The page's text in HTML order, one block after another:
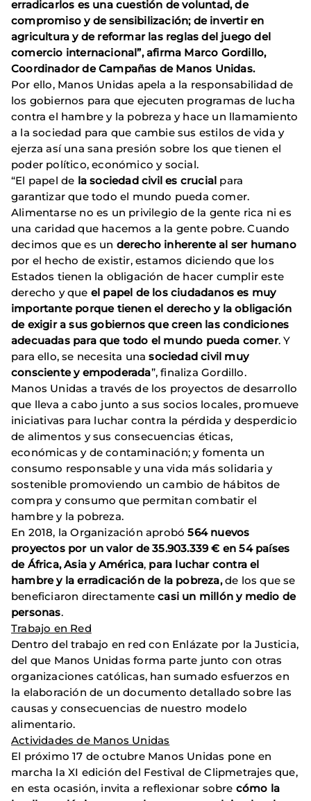
erradicarlos es una cuestión de voluntad, de
compromiso y de sensibilización; de invertir en
agricultura y de reformar las reglas del juego del
comercio internacional”, afirma Marco Gordillo,
Coordinador de Campañas de Manos Unidas.
Por ello, Manos Unidas apela a la responsabilidad de
los gobiernos para que ejecuten programas de lucha
contra el hambre y la pobreza y hace un llamamiento
a la sociedad para que cambie sus estilos de vida y
ejerza así una sana presión sobre los que tienen el
poder político, económico y social.
“El papel de la sociedad civil es crucial para
garantizar que todo el mundo pueda comer.
Alimentarse no es un privilegio de la gente rica ni es
una caridad que hacemos a la gente pobre. Cuando
decimos que es un derecho inherente al ser humano
por el hecho de existir, estamos diciendo que los
Estados tienen la obligación de hacer cumplir este
derecho y que el papel de los ciudadanos es muy
importante porque tienen el derecho y la obligación
de exigir a sus gobiernos que creen las condiciones
adecuadas para que todo el mundo pueda comer. Y
para ello, se necesita unasociedad civil muy
consciente y empoderada”, finaliza Gordillo.
Manos Unidas a través de los proyectos de desarrollo
que lleva a cabo junto a sus socios locales, promueve
iniciativas para luchar contra la pérdida y desperdicio
de alimentos y sus consecuencias éticas,
económicas y de contaminación; y fomenta un
consumo responsable y una vida más solidaria y
sostenible promoviendo un cambio de hábitos de
compra y consumo que permitan combatir el
hambre y la pobreza.
En 2018, la Organización aprobó564 nuevos
proyectos por un valor de 35.903.339 € en 54 países
de África, Asia y América, para luchar contra el
hambre y la erradicación de la pobreza,de los que se
beneficiaron directamentecasi un millón y medio de
personas.
Trabajo en Red
Dentro del trabajo en red con Enlázate por la Justicia,
del que Manos Unidas forma parte junto con otras
organizaciones católicas, han sumado esfuerzos en
la elaboración de un documento detallado sobre las
causas y consecuencias de nuestro modelo
alimentario.
Actividades de Manos Unidas
El próximo 17 de octubre Manos Unidas pone en
marcha la XI edición del Festival de Clipmetrajes que,
en esta ocasión, invita a reflexionar sobre cómo la